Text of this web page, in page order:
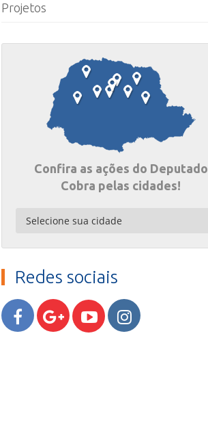
Projetos
Confira as ações do Deputado
Cobra pelas cidades!
Redes sociais